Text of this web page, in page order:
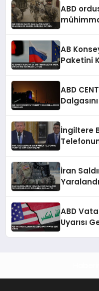
ABD
AB
Paketini
ABD
İngiltere
İran
ABD
Uyarısı